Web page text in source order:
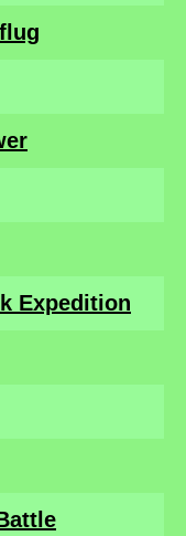
Expedition